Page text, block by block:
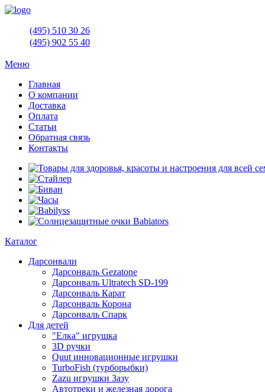
(495) 510 30 26
(495) 902 55 40
Меню
Главная
О компании
Доставка
Оплата
Статьи
Обратная связь
Контакты
Каталог
Дарсонвали
Дарсонваль Gezatone
Дарсонваль Ultratech SD-199
Дарсонваль Карат
Дарсонваль Корона
Дарсонваль Спарк
Для детей
"Елка" игрушка
3D ручки
Quut инновационные игрушки
TurboFish (турборыбки)
Zazu игрушки Зазу
Автотреки и железная дорога